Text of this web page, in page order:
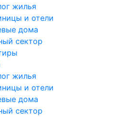
жилья
и отели
дома
сектор
жилья
и отели
дома
сектор